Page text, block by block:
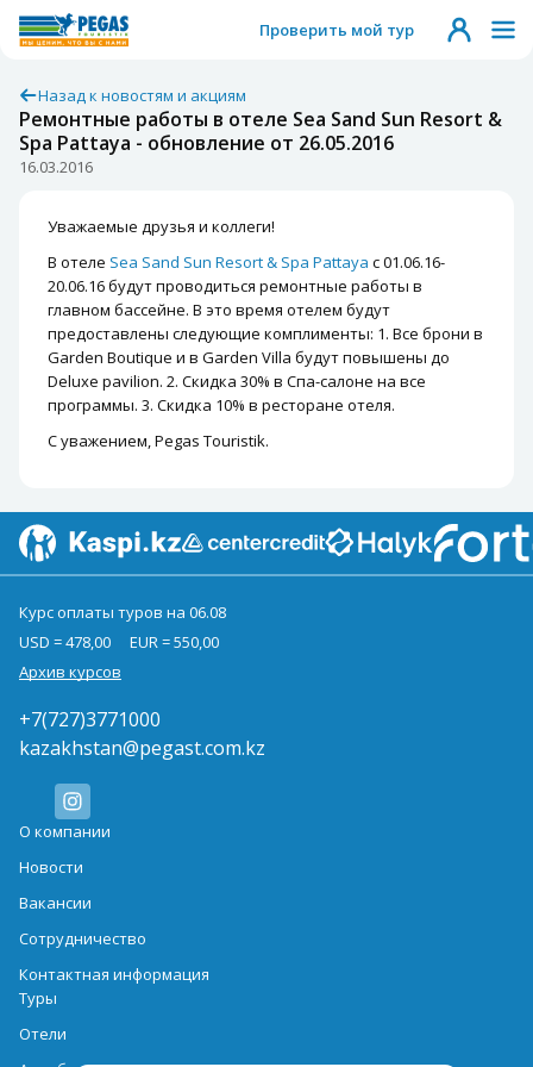
Проверить мой тур
Назад к новостям и акциям
Ремонтные работы в отеле Sea Sand Sun Resort &
Spa Pattaya - обновление от 26.05.2016
16.03.2016
Уважаемые друзья и коллеги!
В отеле Sea Sand Sun Resort & Spa Pattaya с 01.06.16-
20.06.16 будут проводиться ремонтные работы в
главном бассейне. В это время отелем будут
предоставлены следующие комплименты: 1. Все брони в
Garden Boutique и в Garden Villa будут повышены до
Deluxe pavilion. 2. Скидка 30% в Спа-салоне на все
программы. 3. Скидка 10% в ресторане отеля.
С уважением, Pegas Touristik.
Курс оплаты туров на 06.08
USD = 478,00
EUR = 550,00
Архив курсов
+7(727)3771000
kazakhstan@pegast.com.kz
О компании
Новости
Вакансии
Сотрудничество
Контактная информация
Туры
Отели